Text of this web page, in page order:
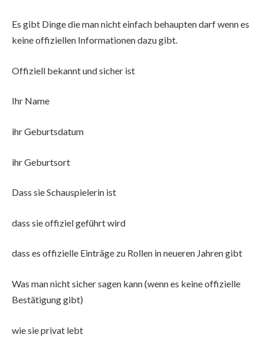
Es gibt Dinge die man nicht einfach behaupten darf wenn es
keine offiziellen Informationen dazu gibt.
Offiziell bekannt und sicher ist
Ihr Name
ihr Geburtsdatum
ihr Geburtsort
Dass sie Schauspielerin ist
dass sie offiziel geführt wird
dass es offizielle Einträge zu Rollen in neueren Jahren gibt
Was man nicht sicher sagen kann (wenn es keine offizielle
Bestätigung gibt)
wie sie privat lebt